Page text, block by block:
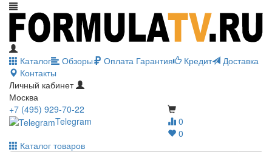
Каталог Обзоры Оплата Гарантия Кредит
Доставка
Контакты
Личный кабинет
Москва
0
0
+7 (495) 929-70-22
Telegram
Каталог товаров